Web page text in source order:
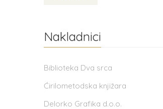
Nakladnici
Biblioteka Dva srca
Ćirilometodska knjižara
Delorko Grafika d.o.o.